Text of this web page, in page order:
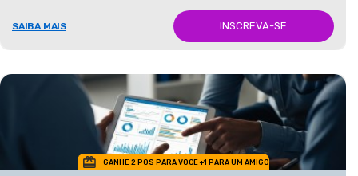
SAIBA MAIS INSCREVA-SE
GANHE 2 POS PARA VOCE +1 PARA UM AMIGO